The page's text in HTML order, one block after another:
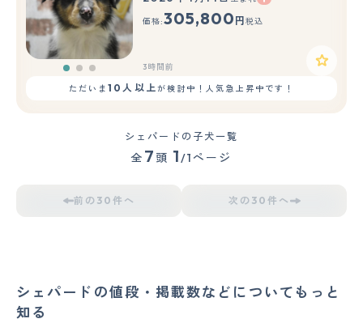
もっと見る
価格:305,800 円 税込
3時間前
ただいま10人以上が検討中！人気急上昇中です！
シェパードの子犬一覧
全 7 頭 1/1ページ
前の30件へ 次の30件へ
シェパードの値段・掲載数などについてもっと
知る